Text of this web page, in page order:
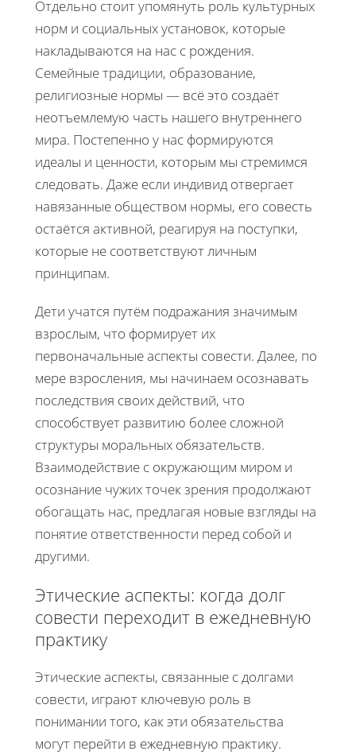
Отдельно стоит упомянуть роль культурных
норм и социальных установок, которые
накладываются на нас с рождения.
Семейные традиции, образование,
религиозные нормы — всё это создаёт
неотъемлемую часть нашего внутреннего
мира. Постепенно у нас формируются
идеалы и ценности, которым мы стремимся
следовать. Даже если индивид отвергает
навязанные обществом нормы, его совесть
остаётся активной, реагируя на поступки,
которые не соответствуют личным
принципам.
Дети учатся путём подражания значимым
взрослым, что формирует их
первоначальные аспекты совести. Далее, по
мере взросления, мы начинаем осознавать
последствия своих действий, что
способствует развитию более сложной
структуры моральных обязательств.
Взаимодействие с окружающим миром и
осознание чужих точек зрения продолжают
обогащать нас, предлагая новые взгляды на
понятие ответственности перед собой и
другими.
Этические аспекты: когда долг
совести переходит в ежедневную
практику
Этические аспекты, связанные с долгами
совести, играют ключевую роль в
понимании того, как эти обязательства
могут перейти в ежедневную практику.